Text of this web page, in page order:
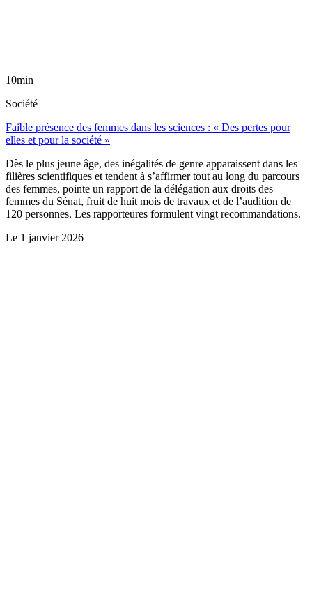
10min
Société
Faible présence des femmes dans les sciences : « Des pertes pour
elles et pour la société »
Dès le plus jeune âge, des inégalités de genre apparaissent dans les
filières scientifiques et tendent à s’affirmer tout au long du parcours
des femmes, pointe un rapport de la délégation aux droits des
femmes du Sénat, fruit de huit mois de travaux et de l’audition de
120 personnes. Les rapporteures formulent vingt recommandations.
Le 1 janvier 2026